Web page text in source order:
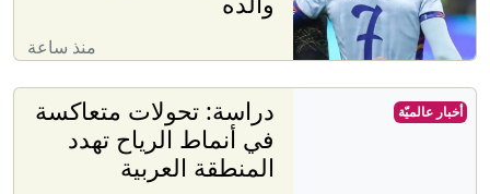
منذ ساعة
دراسة: تحولات متعاكسة
في أنماط الرياح تهدد
المنطقة العربية
أخبار عالميّة